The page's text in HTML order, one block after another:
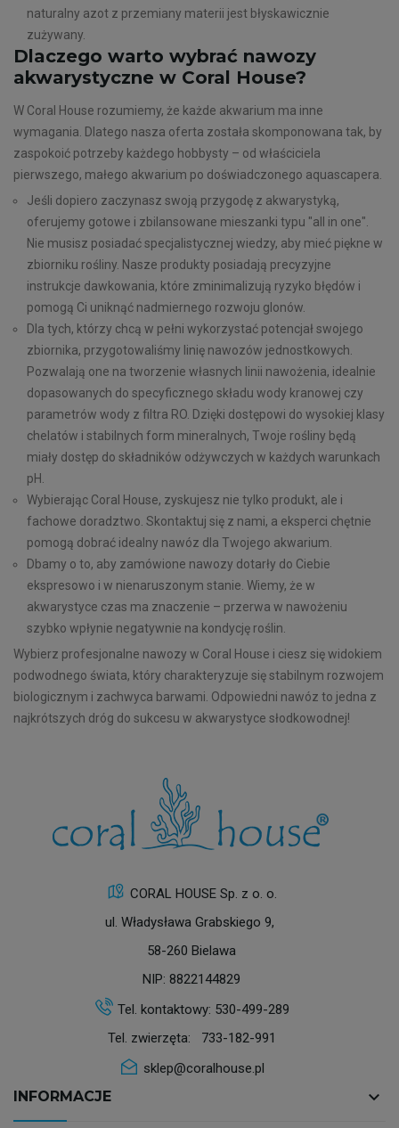
naturalny azot z przemiany materii jest błyskawicznie
zużywany.
Dlaczego warto wybrać nawozy
akwarystyczne w Coral House?
W Coral House rozumiemy, że każde akwarium ma inne
wymagania. Dlatego nasza oferta została skomponowana tak, by
zaspokoić potrzeby każdego hobbysty – od właściciela
pierwszego, małego akwarium po doświadczonego aquascapera.
Jeśli dopiero zaczynasz swoją przygodę z akwarystyką,
oferujemy gotowe i zbilansowane mieszanki typu "all in one".
Nie musisz posiadać specjalistycznej wiedzy, aby mieć piękne w
zbiorniku rośliny. Nasze produkty posiadają precyzyjne
instrukcje dawkowania, które zminimalizują ryzyko błędów i
pomogą Ci uniknąć nadmiernego rozwoju glonów.
Dla tych, którzy chcą w pełni wykorzystać potencjał swojego
zbiornika, przygotowaliśmy linię nawozów jednostkowych.
Pozwalają one na tworzenie własnych linii nawożenia, idealnie
dopasowanych do specyficznego składu wody kranowej czy
parametrów wody z filtra RO. Dzięki dostępowi do wysokiej klasy
chelatów i stabilnych form mineralnych, Twoje rośliny będą
miały dostęp do składników odżywczych w każdych warunkach
pH.
Wybierając Coral House, zyskujesz nie tylko produkt, ale i
fachowe doradztwo. Skontaktuj się z nami, a eksperci chętnie
pomogą dobrać idealny nawóz dla Twojego akwarium.
Dbamy o to, aby zamówione nawozy dotarły do Ciebie
ekspresowo i w nienaruszonym stanie. Wiemy, że w
akwarystyce czas ma znaczenie – przerwa w nawożeniu
szybko wpłynie negatywnie na kondycję roślin.
Wybierz profesjonalne nawozy w Coral House i ciesz się widokiem
podwodnego świata, który charakteryzuje się stabilnym rozwojem
biologicznym i zachwyca barwami. Odpowiedni nawóz to jedna z
najkrótszych dróg do sukcesu w akwarystyce słodkowodnej!
CORAL HOUSE Sp. z o. o.
ul. Władysława Grabskiego 9,
58-260 Bielawa
NIP: 8822144829
Tel. kontaktowy: 530-499-289
Tel. zwierzęta: 733-182-991
sklep@coralhouse.pl
INFORMACJE keyboard_arrow_down